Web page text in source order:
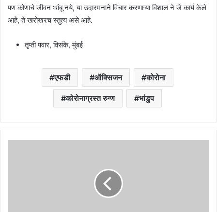
पण कोणाचे जीवन थांबू नये, या उदारमनाने विचार करणाऱ्या विशाल ने जे कार्य केले
आहे, ते खरोखरच स्तुत्य असे आहे.
तृप्ती पवार, विसंके, मुंबई
एफडी ऑक्सिजन कोरोना
कोरोनाग्रस्त रुग्ण भांडुप